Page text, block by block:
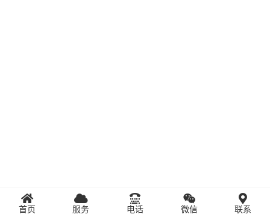
首页 服务 电话 微信 联系